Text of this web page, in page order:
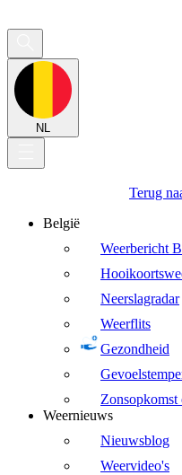
NL
Terug
België
Weerbericht
Neerslagradar
Weerflits
Gezondheid
Zonsopkomst
Weernieuws
Nieuwsblog
Weervideo's